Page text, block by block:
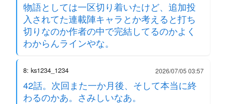
物語としては一区切り着いたけど、追加投
入されてた連載陣キャラとか考えると打ち
切りなのか作者の中で完結してるのかよく
わからんラインやな。
8: ks1234_1234 2026/07/05 03:57
42話。次回また一か月後、そして本当に終
わるのかあ。さみしいなあ。